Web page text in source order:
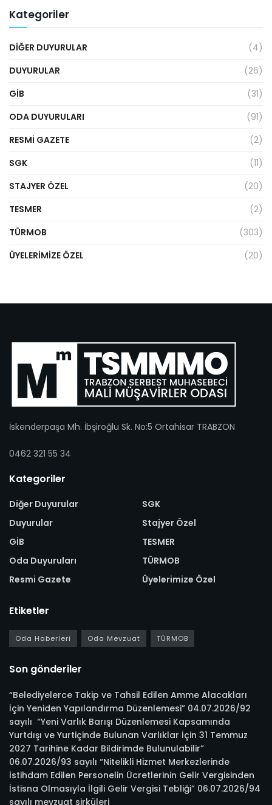
Kategoriler
DIĞER DUYURULAR
(4)
DUYURULAR
(26)
GİB
(31)
ODA DUYURULARI
(91)
RESMI GAZETE
(2)
SGK
(11)
STAJYER ÖZEL
(20)
TESMER
(2)
TÜRMOB
(303)
ÜYELERIMIZE ÖZEL
(20)
İskenderpaşa Mh. İbşiroğlu Sk. No:5 Ortahisar TRABZON
0462 321 55 34
Kategoriler
Diğer Duyurular
Duyurular
GİB
Oda Duyuruları
Resmi Gazete
SGK
Stajyer Özel
TESMER
TÜRMOB
Üyelerimize Özel
Etiketler
Oda Haberleri Oda Mevzuat TÜRMOB
Son gönderiler
“Belediyelerce Takip ve Tahsil Edilen Amme Alacakları
İçin Yeniden Yapılandırma Düzenlemesi” 04.07.2026/92
sayılı “Yeni Varlık Barışı Düzenlemesi Kapsamında
Yurtdışı ve Yurtiçinde Bulunan Varlıklar İçin 31 Temmuz
2027 Tarihine Kadar Bildirimde Bulunulabilir”
06.07.2026/93 sayılı “Nitelikli Hizmet Merkezlerinde
İstihdam Edilen Personelin Ücretlerinin Gelir Vergisinden
İstisna Olmasıyla İlgili Gelir Vergisi Tebliği” 06.07.2026/94
sayılı mevzuat sirküleri